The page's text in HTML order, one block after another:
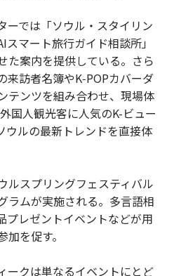
ーでは「ソウル・スタイリン
マート旅行ガイド相談所」
た案内を提供している。さら
来訪者名簿やK‑POPカバーダ
テンツを組み合わせ、現場体
国人観光客に人気のK-ビュー
ウルの最新トレンドを直接体
ルスプリングフェスティバル
ラムが実施される。多言語相
プレゼントイベントなどが用
を促す。
ークは単なるイベントにとど